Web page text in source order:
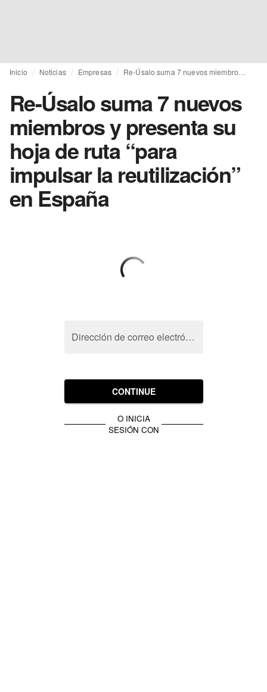
Inicio Noticias Empresas
Re-Úsalo suma 7 nuevos
miembros y presenta su
hoja de ruta “para
impulsar la reutilización”
en España
Dirección de correo electrónico
CONTINUE
O INICIA
SESIÓN CON